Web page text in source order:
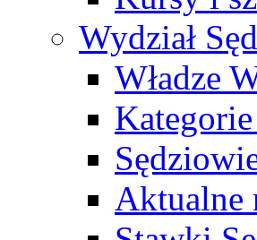
Wydział
Władze
Aktualne